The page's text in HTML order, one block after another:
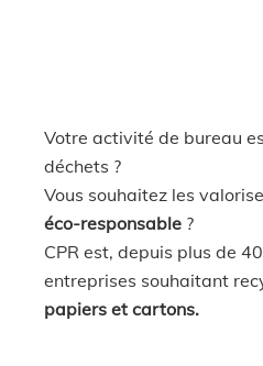
Votre activité de bureau
déchets ?
Vous souhaitez les
éco-responsable ?
CPR est, depuis plus de
entreprises souhaitant
papiers et cartons.